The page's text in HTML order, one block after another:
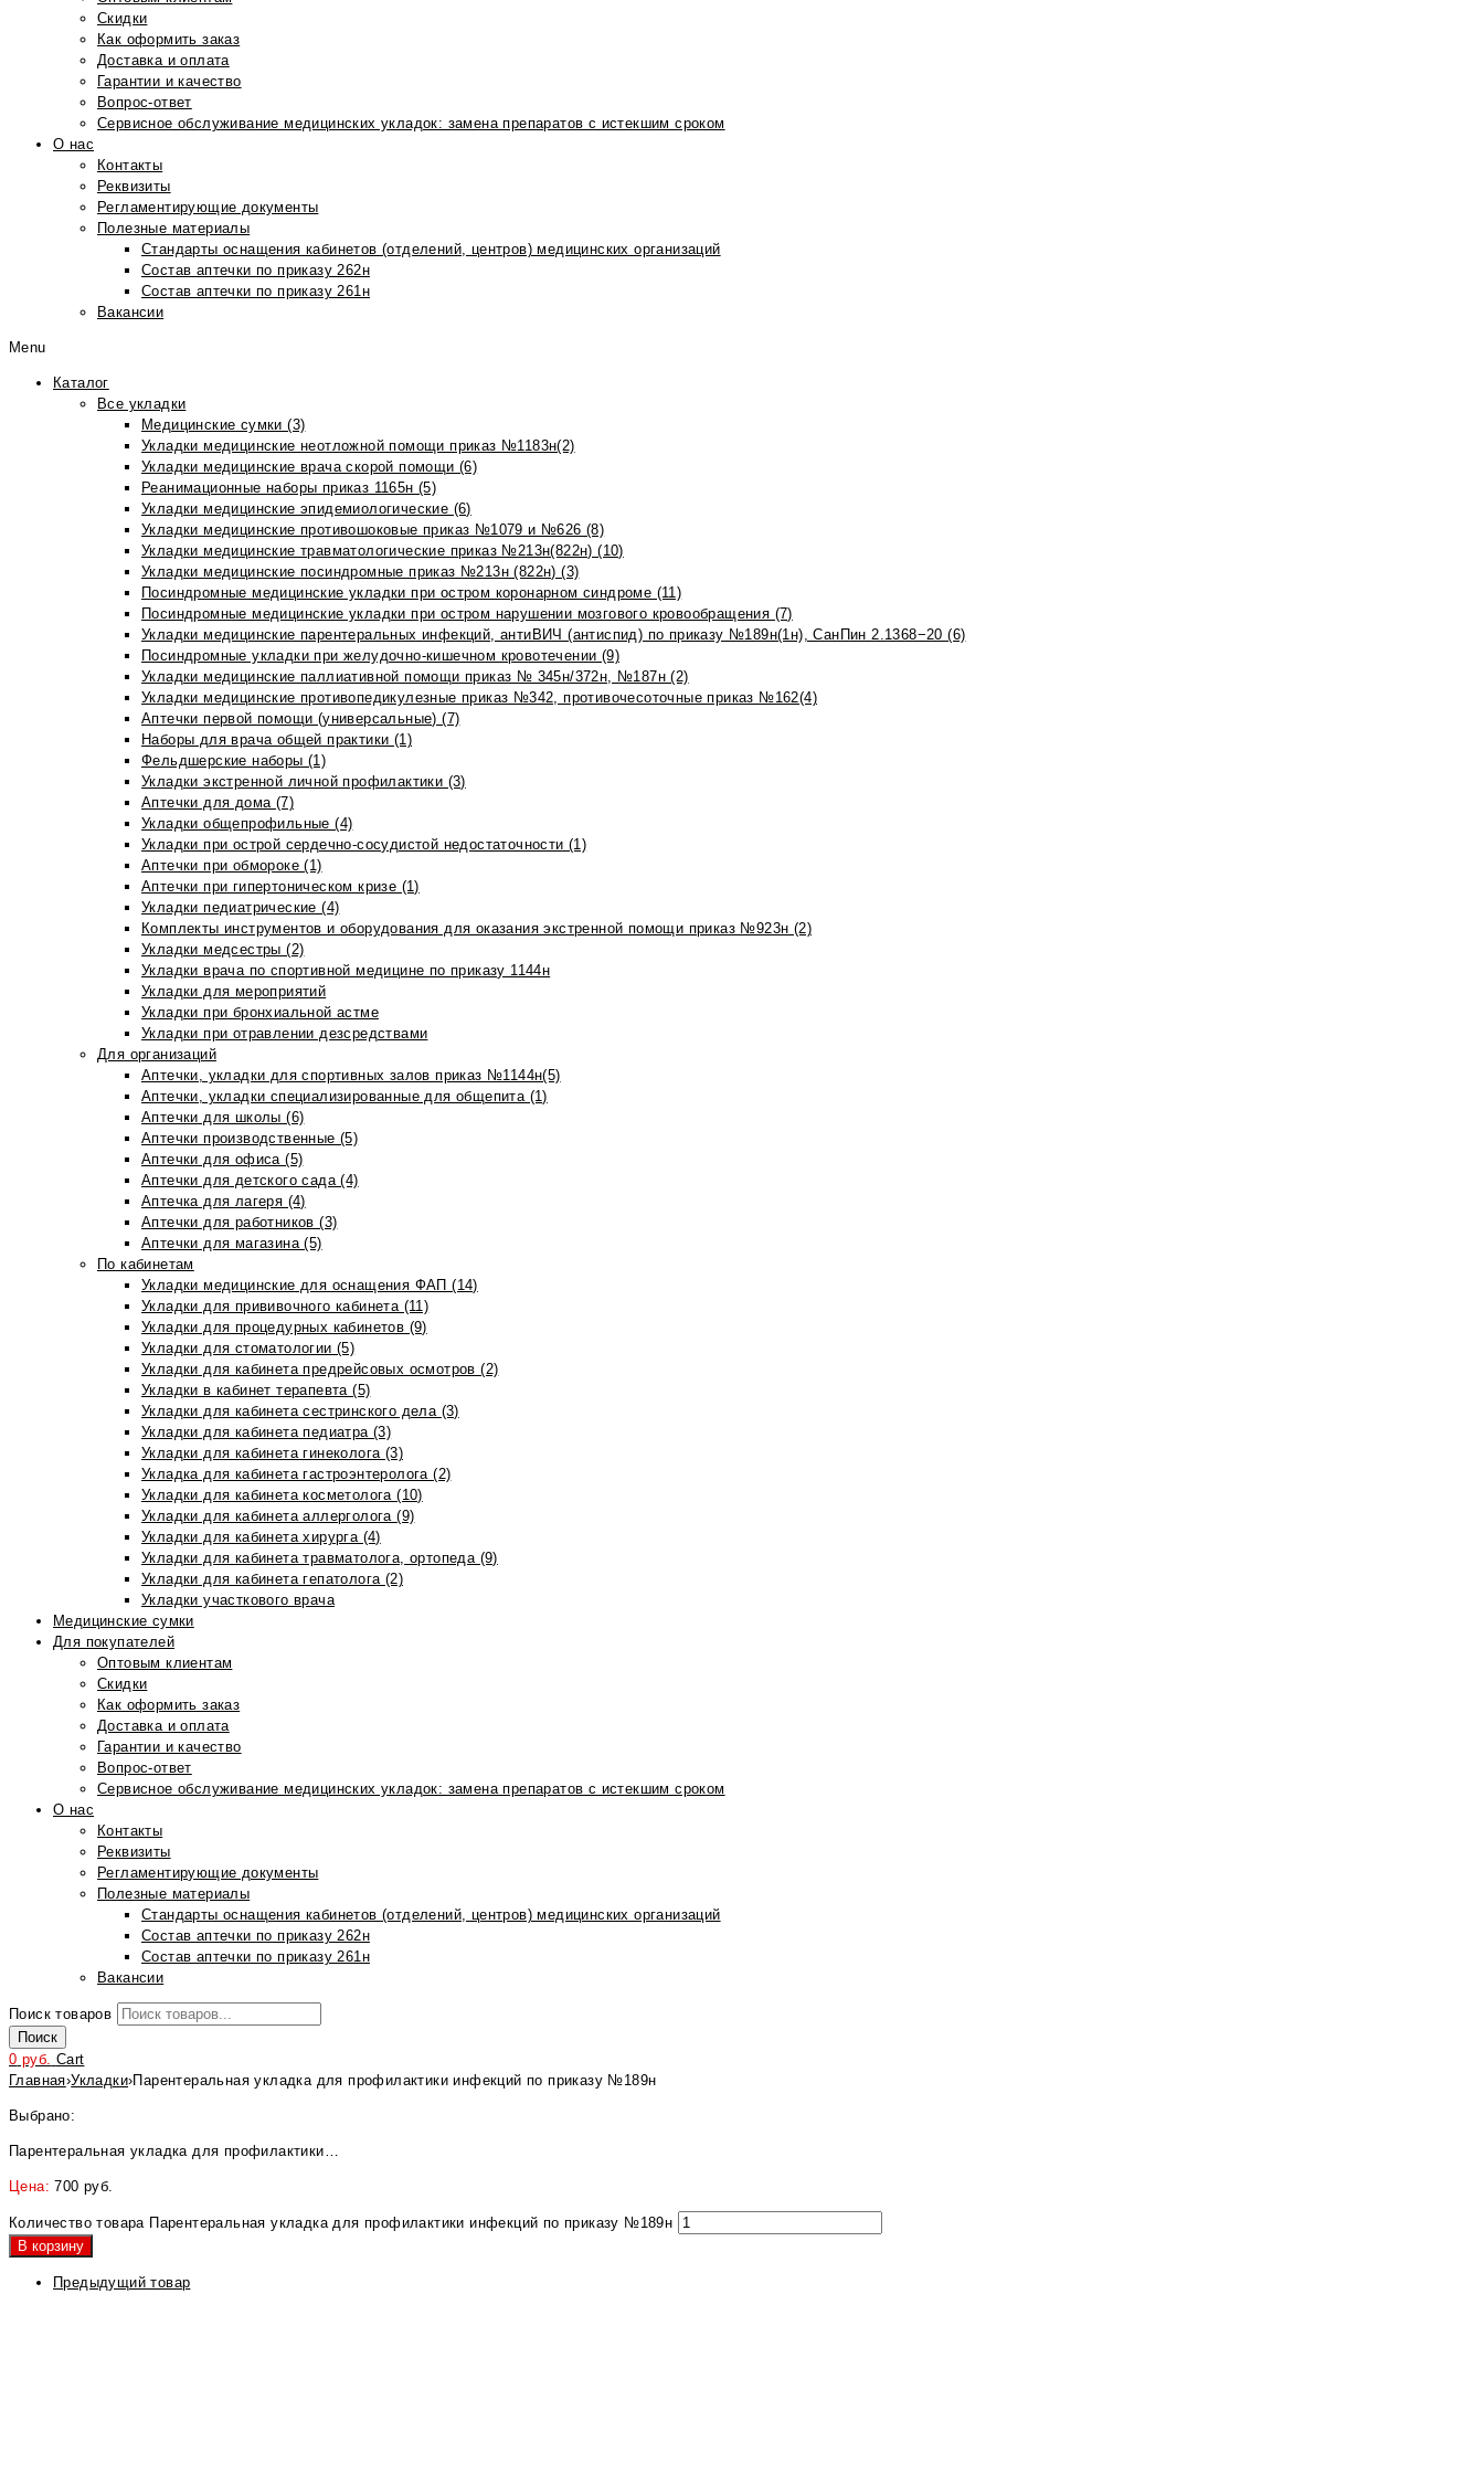
Скидки
Как оформить заказ
Доставка и оплата
Гарантии и качество
Вопрос-ответ
Сервисное обслуживание медицинских укладок: замена препаратов с истекшим сроком
О нас
Контакты
Реквизиты
Регламентирующие документы
Полезные материалы
Стандарты оснащения кабинетов (отделений, центров) медицинских организаций
Состав аптечки по приказу 262н
Состав аптечки по приказу 261н
Вакансии
Menu
Каталог
Все укладки
Медицинские сумки (3)
Укладки медицинские неотложной помощи приказ №1183н(2)
Укладки медицинские врача скорой помощи (6)
Реанимационные наборы приказ 1165н (5)
Укладки медицинские эпидемиологические (6)
Укладки медицинские противошоковые приказ №1079 и №626 (8)
Укладки медицинские травматологические приказ №213н(822н) (10)
Укладки медицинские посиндромные приказ №213н (822н) (3)
Посиндромные медицинские укладки при остром коронарном синдроме (11)
Посиндромные медицинские укладки при остром нарушении мозгового кровообращения (7)
Укладки медицинские парентеральных инфекций, антиВИЧ (антиспид) по приказу №189н(1н), СанПин 2.1368−20 (6)
Посиндромные укладки при желудочно-кишечном кровотечении (9)
Укладки медицинские паллиативной помощи приказ № 345н/372н, №187н (2)
Укладки медицинские противопедикулезные приказ №342, противочесоточные приказ №162(4)
Аптечки первой помощи (универсальные) (7)
Наборы для врача общей практики (1)
Фельдшерские наборы (1)
Укладки экстренной личной профилактики (3)
Аптечки для дома (7)
Укладки общепрофильные (4)
Укладки при острой сердечно-сосудистой недостаточности (1)
Аптечки при обмороке (1)
Аптечки при гипертоническом кризе (1)
Укладки педиатрические (4)
Комплекты инструментов и оборудования для оказания экстренной помощи приказ №923н (2)
Укладки медсестры (2)
Укладки врача по спортивной медицине по приказу 1144н
Укладки для мероприятий
Укладки при бронхиальной астме
Укладки при отравлении дезсредствами
Для организаций
Аптечки, укладки для спортивных залов приказ №1144н(5)
Аптечки, укладки специализированные для общепита (1)
Аптечки для школы (6)
Аптечки производственные (5)
Аптечки для офиса (5)
Аптечки для детского сада (4)
Аптечка для лагеря (4)
Аптечки для работников (3)
Аптечки для магазина (5)
По кабинетам
Укладки медицинские для оснащения ФАП (14)
Укладки для прививочного кабинета (11)
Укладки для процедурных кабинетов (9)
Укладки для стоматологии (5)
Укладки для кабинета предрейсовых осмотров (2)
Укладки в кабинет терапевта (5)
Укладки для кабинета сестринского дела (3)
Укладки для кабинета педиатра (3)
Укладки для кабинета гинеколога (3)
Укладка для кабинета гастроэнтеролога (2)
Укладки для кабинета косметолога (10)
Укладки для кабинета аллерголога (9)
Укладки для кабинета хирурга (4)
Укладки для кабинета травматолога, ортопеда (9)
Укладки для кабинета гепатолога (2)
Укладки участкового врача
Медицинские сумки
Для покупателей
Оптовым клиентам
Скидки
Как оформить заказ
Доставка и оплата
Гарантии и качество
Вопрос-ответ
Сервисное обслуживание медицинских укладок: замена препаратов с истекшим сроком
О нас
Контакты
Реквизиты
Регламентирующие документы
Полезные материалы
Стандарты оснащения кабинетов (отделений, центров) медицинских организаций
Состав аптечки по приказу 262н
Состав аптечки по приказу 261н
Вакансии
Поиск товаров
Поиск
0 руб. Cart
Главная›Укладки›Парентеральная укладка для профилактики инфекций по приказу №189н
Выбрано:
Парентеральная укладка для профилактики…
Цена:700 руб.
Количество товара Парентеральная укладка для профилактики инфекций по приказу №189н
В корзину
Предыдущий товар